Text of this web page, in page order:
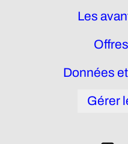
Les
Données
Gérer